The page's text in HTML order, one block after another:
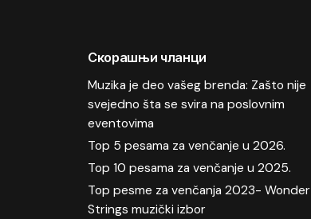
Скорашњи чланци
Muzika je deo vašeg brenda: Zašto nije
svejedno šta se svira na poslovnim
eventovima
Top 5 pesama za venčanje u 2026.
Top 10 pesama za venčanje u 2025.
Top pesme za venčanja 2023- Wonder
Strings muzički izbor